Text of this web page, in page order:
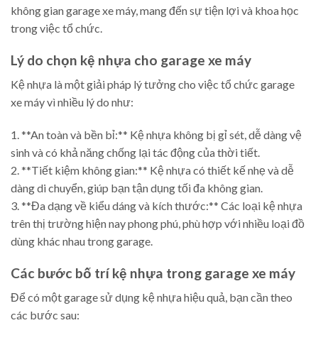
không gian garage xe máy, mang đến sự tiện lợi và khoa học
trong việc tổ chức.
Lý do chọn kệ nhựa cho garage xe máy
Kệ nhựa là một giải pháp lý tưởng cho việc tổ chức garage
xe máy vì nhiều lý do như:
1. **An toàn và bền bỉ:** Kệ nhựa không bị gỉ sét, dễ dàng vệ
sinh và có khả năng chống lại tác động của thời tiết.
2. **Tiết kiệm không gian:** Kệ nhựa có thiết kế nhẹ và dễ
dàng di chuyển, giúp bạn tận dụng tối đa không gian.
3. **Đa dạng về kiểu dáng và kích thước:** Các loại kệ nhựa
trên thị trường hiện nay phong phú, phù hợp với nhiều loại đồ
dùng khác nhau trong garage.
Các bước bố trí kệ nhựa trong garage xe máy
Để có một garage sử dụng kệ nhựa hiệu quả, bạn cần theo
các bước sau: